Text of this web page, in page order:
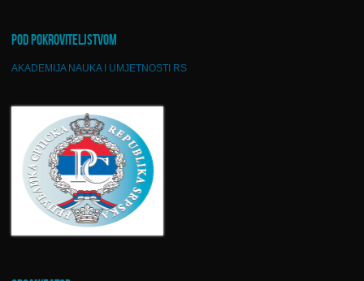
POD POKROVITELJSTVOM
AKADEMIJA NAUKA I UMJETNOSTI RS